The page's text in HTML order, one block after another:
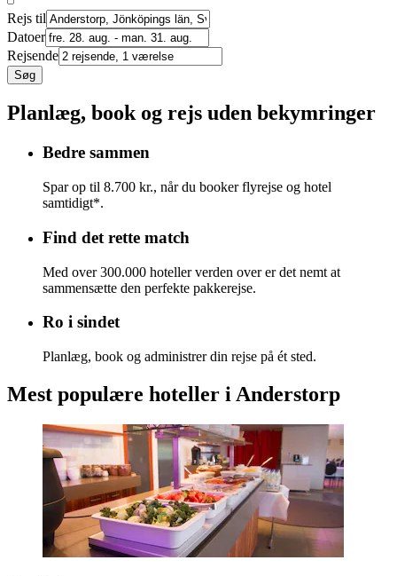
Rejs til
Datoer
Rejsende
Søg
Planlæg, book og rejs uden bekymringer
Bedre sammen
Spar op til 8.700 kr., når du booker flyrejse og hotel
samtidigt*.
Find det rette match
Med over 300.000 hoteller verden over er det nemt at
sammensætte den perfekte pakkerejse.
Ro i sindet
Planlæg, book og administrer din rejse på ét sted.
Mest populære hoteller i Anderstorp